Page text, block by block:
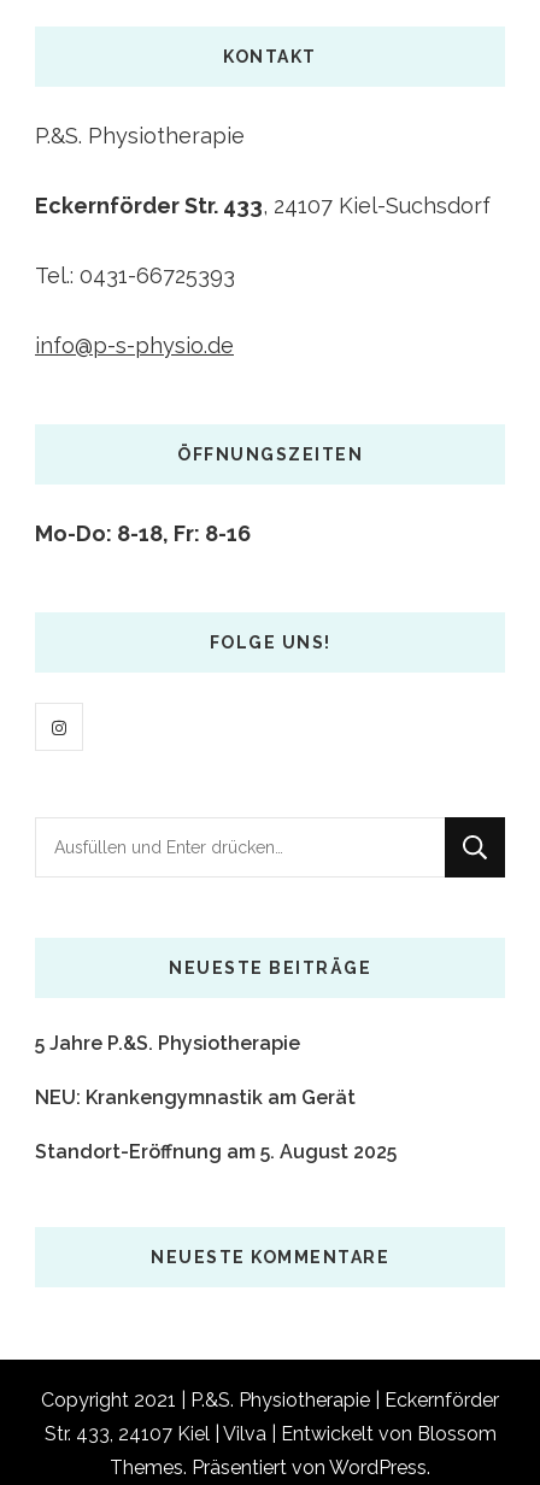
KONTAKT
P.&S. Physiotherapie
Eckernförder Str. 433, 24107 Kiel-Suchsdorf
Tel.: 0431-66725393
info@p-s-physio.de
ÖFFNUNGSZEITEN
Mo-Do: 8-18, Fr: 8-16
FOLGE UNS!
Suchst
du
NEUESTE BEITRÄGE
5 Jahre P.&S. Physiotherapie
NEU: Krankengymnastik am Gerät
Standort-Eröffnung am 5. August 2025
NEUESTE KOMMENTARE
Copyright 2021 | P.&S. Physiotherapie | Eckernförder
Str. 433, 24107 Kiel | Vilva | Entwickelt von Blossom
Themes. Präsentiert von WordPress.